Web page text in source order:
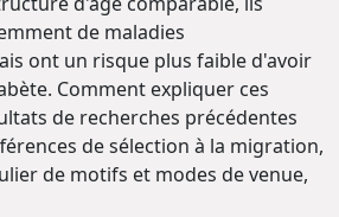
de maladies
ont un risque plus faible d'avoir
Comment expliquer ces
de recherches précédentes
de sélection à la migration,
de motifs et modes de venue,